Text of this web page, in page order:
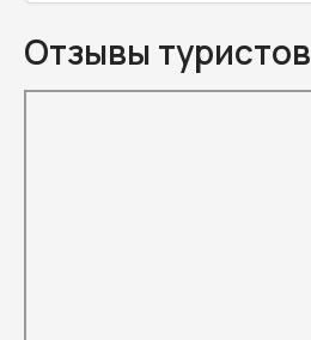
Отзывы туристов